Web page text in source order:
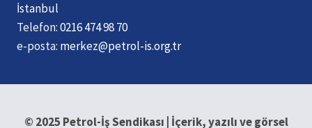
İstanbul
Telefon:0216 474 98 70
e-posta: merkez@petrol-is.org.tr
© 2025 Petrol-İş Sendikası | İçerik, yazılı ve görsel